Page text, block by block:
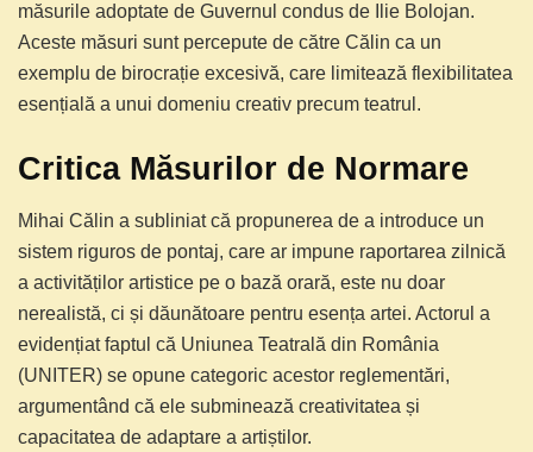
măsurile adoptate de Guvernul condus de Ilie Bolojan.
Aceste măsuri sunt percepute de către Călin ca un
exemplu de birocrație excesivă, care limitează flexibilitatea
esențială a unui domeniu creativ precum teatrul.
Critica Măsurilor de Normare
Mihai Călin a subliniat că propunerea de a introduce un
sistem riguros de pontaj, care ar impune raportarea zilnică
a activităților artistice pe o bază orară, este nu doar
nerealistă, ci și dăunătoare pentru esența artei. Actorul a
evidențiat faptul că Uniunea Teatrală din România
(UNITER) se opune categoric acestor reglementări,
argumentând că ele subminează creativitatea și
capacitatea de adaptare a artiștilor.